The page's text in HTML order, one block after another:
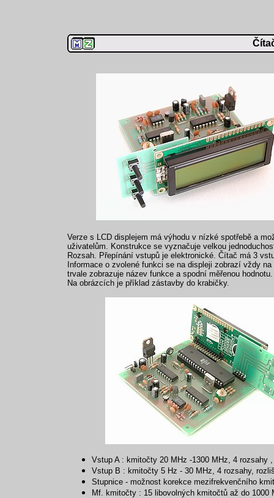
Verze s LCD displejem má výhodu v nízké spotřebě a
uživatelům. Konstrukce se vyznačuje velkou
Rozsah. Přepínání vstupů je elektronické. Čítač má 3
Informace o zvolené funkci se na displeji zobrazí vždy
trvale zobrazuje název funkce a spodní měřenou hodnotu.
Na obrázcích je příklad zástavby do krabičky.
Vstup A : kmitočty 20 MHz -1300 MHz, 4
Vstup B : kmitočty 5 Hz - 30 MHz, 4 rozsahy,
Stupnice - možnost korekce mezifrekvenčního
Mf. kmitočty : 15 libovolných kmitočtů až do